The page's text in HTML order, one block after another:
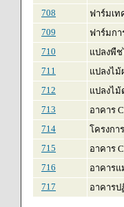
708
ฟาร์มเท
709
ฟาร์มกา
710
แปลงพืช
711
แปลงไม้
712
แปลงไม้
713
อาคาร
714
โครงก
715
อาคาร
716
อาคารแ
717
อาคาร